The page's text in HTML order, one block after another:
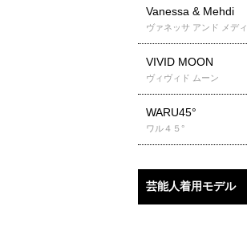
Vanessa & Mehdi
ヴァネッサ アンド メディ
VIVID MOON
ヴィヴィド ムーン
WARU45°
ワル４５°
芸能人着用モデル